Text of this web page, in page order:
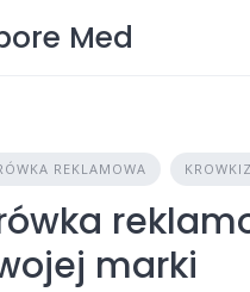
Med
REKLAMOWA
marki